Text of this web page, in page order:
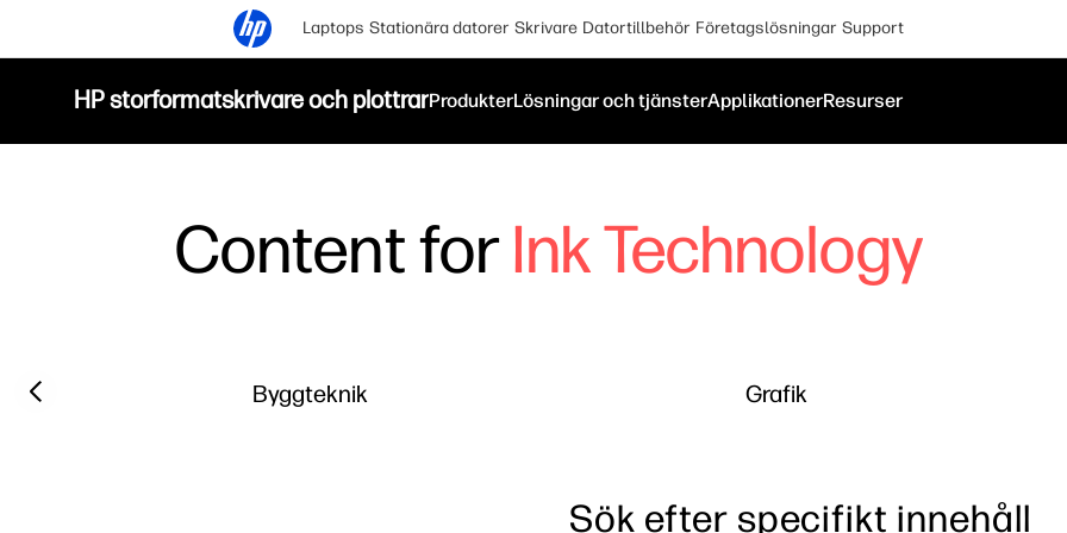
Laptops Stationära datorer Skrivare Datortillbehör Företagslösningar Support
HP storformatskrivare och plottrarProdukterLösningar och tjänsterApplikationerResurser
Content forInk Technology
Filter category
Byggteknik Grafik
Previous slide
Sök efter specifikt innehåll